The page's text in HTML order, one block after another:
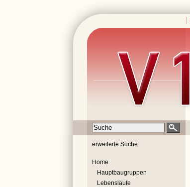
erweiterte Suche
Home
Hauptbaugruppen
Lebensläufe